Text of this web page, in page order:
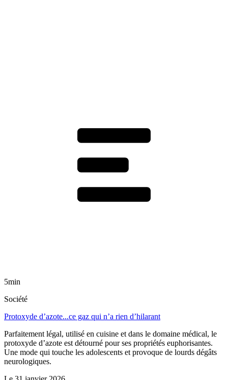
5min
Société
Protoxyde d’azote...ce gaz qui n’a rien d’hilarant
Parfaitement légal, utilisé en cuisine et dans le domaine médical, le
protoxyde d’azote est détourné pour ses propriétés euphorisantes.
Une mode qui touche les adolescents et provoque de lourds dégâts
neurologiques.